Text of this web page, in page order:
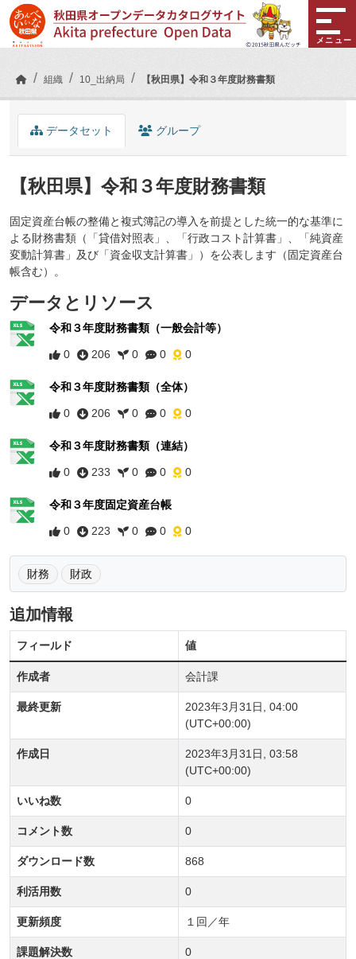
Skip to main content
メニュー
組織 10_出納局 【秋田県】令和３年度財務書類
データセット グループ
【秋田県】令和３年度財務書類
固定資産台帳の整備と複式簿記の導入を前提とした統一的な基準に
よる財務書類（「貸借対照表」、「行政コスト計算書」、「純資産
変動計算書」及び「資金収支計算書」）を公表します（固定資産台
帳含む）。
データとリソース
令和３年度財務書類（一般会計等）
0 206 0 0 0
令和３年度財務書類（全体）
0 206 0 0 0
令和３年度財務書類（連結）
0 233 0 0 0
令和３年度固定資産台帳
0 223 0 0 0
財務 財政
追加情報
フィールド 値
作成者 会計課
最終更新
2023年3月31日, 04:00
(UTC+00:00)
作成日
2023年3月31日, 03:58
(UTC+00:00)
いいね数 0
コメント数 0
ダウンロード数 868
利活用数 0
更新頻度 １回／年
課題解決数 0